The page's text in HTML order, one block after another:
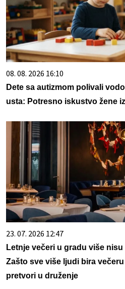
08. 08. 2026 16:10
Dete sa autizmom polivali
usta: Potresno iskustvo žene
23. 07. 2026 12:47
Letnje večeri u gradu više
Zašto sve više ljudi bira
pretvori u druženje